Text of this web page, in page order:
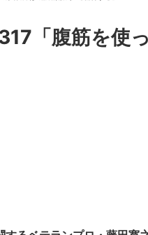
「腹筋を使